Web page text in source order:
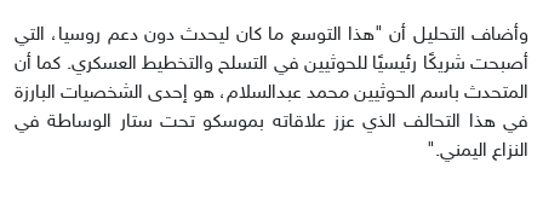
وأضاف التحليل أن "هذا التوسع ما كان ليحدث دون دعم روسيا، التي
أصبحت شريكًا رئيسيًا للحوثيين في التسلح والتخطيط العسكري. كما أن
المتحدث باسم الحوثيين محمد عبدالسلام، هو إحدى الشخصيات البارزة
في هذا التحالف الذي عزز علاقاته بموسكو تحت ستار الوساطة في
النزاع اليمني."